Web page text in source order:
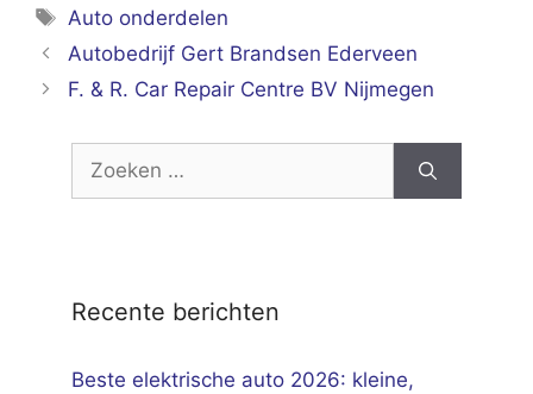
Tags
Auto onderdelen
Autobedrijf Gert Brandsen Ederveen
F. & R. Car Repair Centre BV Nijmegen
Zoek
Recente berichten
Beste elektrische auto 2026: kleine,